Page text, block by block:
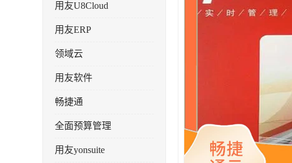
用友U8Cloud
用友ERP
领域云
用友软件
畅捷通
全面预算管理
用友yonsuite